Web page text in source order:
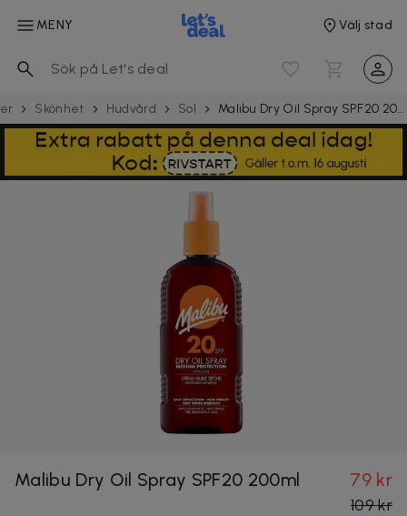
MENY Välj stad
Skönhet Hudvård Sol Malibu Dry Oil Spray SPF20 200ml
Malibu Dry Oil Spray SPF20 200ml 79 kr
109 kr